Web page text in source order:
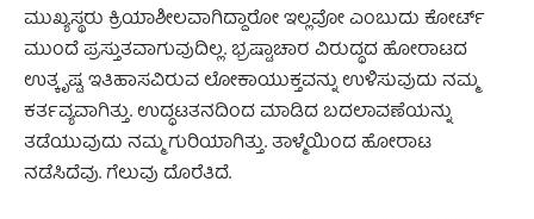
ಮುಖ್ಯಸ್ಥರು ಕ್ರಿಯಾಶೀಲವಾಗಿದ್ದಾರೋ ಇಲ್ಲವೋ ಎಂಬುದು ಕೋರ್ಟ್‌
ಮುಂದೆ ಪ್ರಸ್ತುತವಾಗುವುದಿಲ್ಲ. ಭ್ರಷ್ಟಾಚಾರ ವಿರುದ್ಧದ ಹೋರಾಟದ
ಉತ್ಕೃಷ್ಟ ಇತಿಹಾಸವಿರುವ ಲೋಕಾಯುಕ್ತವನ್ನು ಉಳಿಸುವುದು ನಮ್ಮ
ಕರ್ತವ್ಯವಾಗಿತ್ತು. ಉದ್ಧಟತನದಿಂದ ಮಾಡಿದ ಬದಲಾವಣೆಯನ್ನು
ತಡೆಯುವುದು ನಮ್ಮ ಗುರಿಯಾಗಿತ್ತು. ತಾಳ್ಮೆಯಿಂದ ಹೋರಾಟ
ನಡೆಸಿದೆವು. ಗೆಲುವು ದೊರೆತಿದೆ.